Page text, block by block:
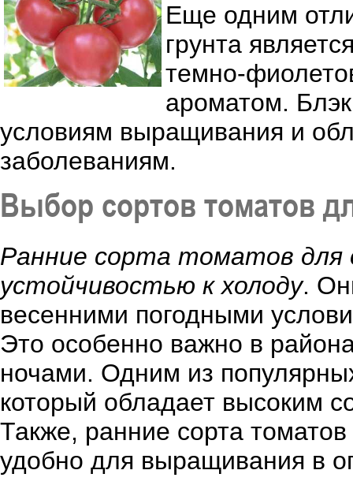
Еще одним
грунта
темно-
ароматом.
условиям выращивания и
заболеваниям.
Выбор сортов томатов
Ранние сорта томатов
устойчивостью к холоду.
весенними погодными
Это особенно важно в
ночами. Одним из
который обладает высоким
Также, ранние сорта
удобно для выращивания в